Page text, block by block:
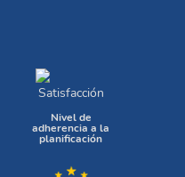
Nivel de
adherencia a la
planificación